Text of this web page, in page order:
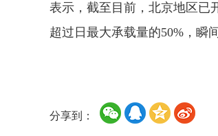
表示，截至目前，北京地区已
超过日最大承载量的50%，瞬
分享到：